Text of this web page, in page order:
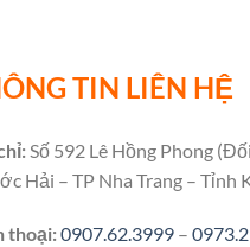
TIN LIÊN HỆ
Số 592 Lê Hồng Phong
Hải – TP Nha Trang – Tỉnh
thoại:0907.62.3999 –